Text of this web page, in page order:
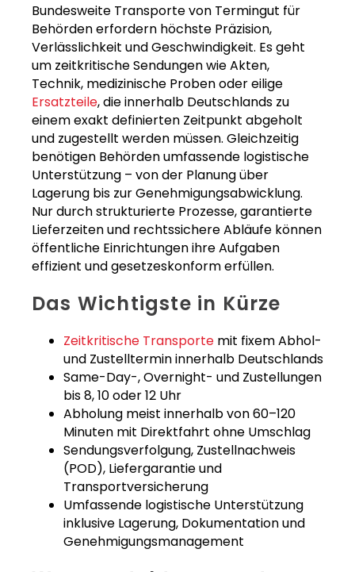
Bundesweite Transporte von Termingut für
Behörden erfordern höchste Präzision,
Verlässlichkeit und Geschwindigkeit. Es geht
um zeitkritische Sendungen wie Akten,
Technik, medizinische Proben oder eilige
Ersatzteile, die innerhalb Deutschlands zu
einem exakt definierten Zeitpunkt abgeholt
und zugestellt werden müssen. Gleichzeitig
benötigen Behörden umfassende logistische
Unterstützung – von der Planung über
Lagerung bis zur Genehmigungsabwicklung.
Nur durch strukturierte Prozesse, garantierte
Lieferzeiten und rechtssichere Abläufe können
öffentliche Einrichtungen ihre Aufgaben
effizient und gesetzeskonform erfüllen.
Das Wichtigste in Kürze
Zeitkritische Transporte mit fixem Abhol-
und Zustelltermin innerhalb Deutschlands
Same-Day-, Overnight- und Zustellungen
bis 8, 10 oder 12 Uhr
Abholung meist innerhalb von 60–120
Minuten mit Direktfahrt ohne Umschlag
Sendungsverfolgung, Zustellnachweis
(POD), Liefergarantie und
Transportversicherung
Umfassende logistische Unterstützung
inklusive Lagerung, Dokumentation und
Genehmigungsmanagement